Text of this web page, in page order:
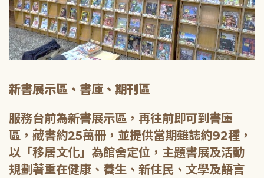
新書展示區、書庫、期刊區
服務台前為新書展示區，再往前即可到書庫
區，藏書約25萬冊，並提供當期雜誌約92種，
以「移居文化」為館舍定位，主題書展及活動
規劃著重在健康、養生、新住民、文學及語言